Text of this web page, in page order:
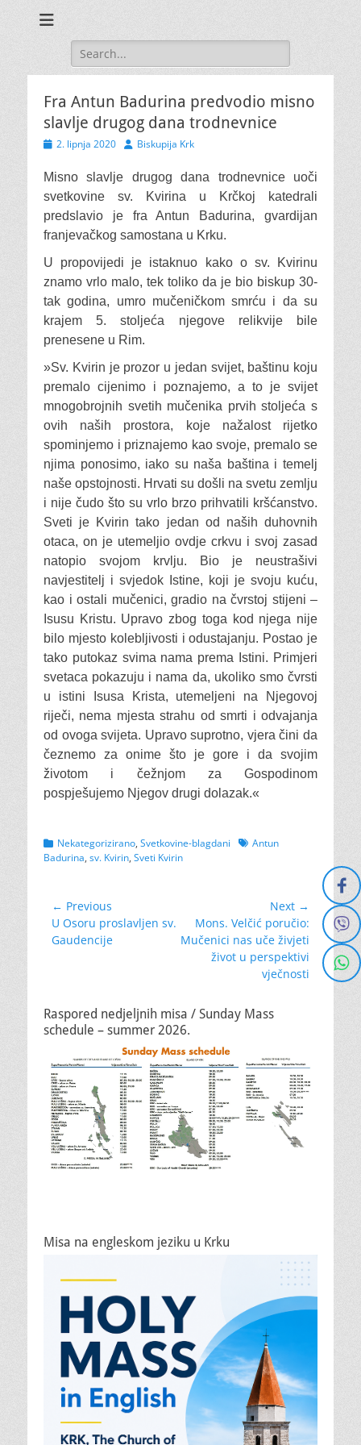
Search
for:
Fra Antun Badurina predvodio misno
slavlje drugog dana trodnevnice
Posted
2. lipnja 2020 AuthorBiskupija Krk
Misno slavlje drugog dana trodnevnice uoči
svetkovine sv. Kvirina u Krčkoj katedrali
predslavio je fra Antun Badurina, gvardijan
franjevačkog samostana u Krku.
U propovijedi je istaknuo kako o sv. Kvirinu
znamo vrlo malo, tek toliko da je bio biskup 30-
tak godina, umro mučeničkom smrću i da su
krajem 5. stoljeća njegove relikvije bile
prenesene u Rim.
»Sv. Kvirin je prozor u jedan svijet, baštinu koju
premalo cijenimo i poznajemo, a to je svijet
mnogobrojnih svetih mučenika prvih stoljeća s
ovih naših prostora, koje nažalost rijetko
spominjemo i priznajemo kao svoje, premalo se
njima ponosimo, iako su naša baština i temelj
naše opstojnosti. Hrvati su došli na svetu zemlju
i nije čudo što su vrlo brzo prihvatili kršćanstvo.
Sveti je Kvirin tako jedan od naših duhovnih
otaca, on je utemeljio ovdje crkvu i svoj zasad
natopio svojom krvlju. Bio je neustrašivi
navjestitelj i svjedok Istine, koji je svoju kuću,
kao i ostali mučenici, gradio na čvrstoj stijeni –
Isusu Kristu. Upravo zbog toga kod njega nije
bilo mjesto kolebljivosti i odustajanju. Postao je
tako putokaz svima nama prema Istini. Primjeri
svetaca pokazuju i nama da, ukoliko smo čvrsti
u istini Isusa Krista, utemeljeni na Njegovoj
riječi, nema mjesta strahu od smrti i odvajanja
od ovoga svijeta. Upravo suprotno, vjera čini da
čeznemo za onime što je gore i da svojim
životom i čežnjom za Gospodinom
pospješujemo Njegov drugi dolazak.«
Categories
Nekategorizirano, Svetkovine-blagdani TagsAntun
Badurina, sv. Kvirin, Sveti Kvirin
Navigacija
objava
← Previous
Previous
post:
U Osoru proslavljen sv.
Gaudencije
Next →
Next
post:
Mons. Velčić poručio:
Mučenici nas uče živjeti
život u perspektivi
vječnosti
Raspored nedjeljnih misa / Sunday Mass
schedule – summer 2026.
Misa na engleskom jeziku u Krku